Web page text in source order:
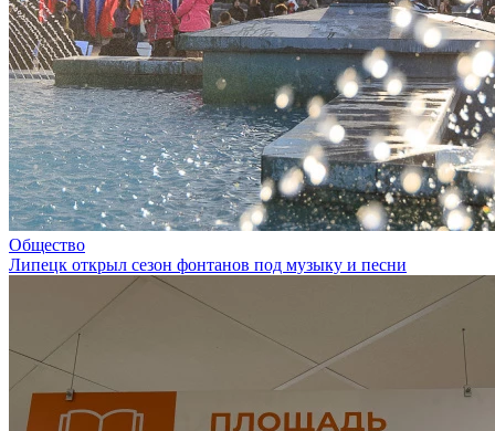
Общество
Липецк открыл сезон фонтанов под музыку и песни